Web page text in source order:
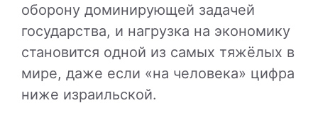
оборону доминирующей задачей
государства, и нагрузка на экономику
становится одной из самых тяжёлых в
мире, даже если «на человека» цифра
ниже израильской.